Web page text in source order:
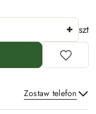
szt
Zostaw telefon